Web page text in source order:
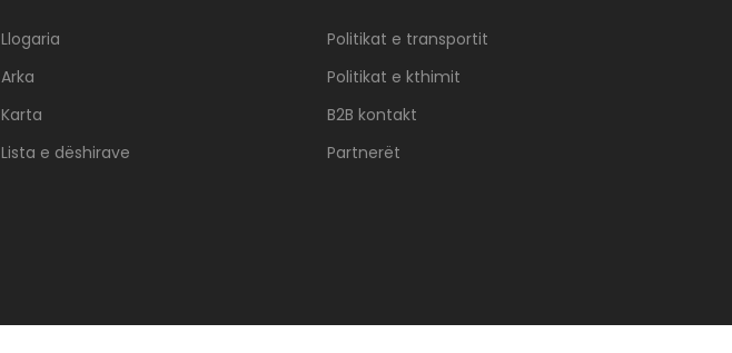
Llogaria
Arka
Karta
Lista e dëshirave
Politikat e transportit
Politikat e kthimit
B2B kontakt
Partnerët